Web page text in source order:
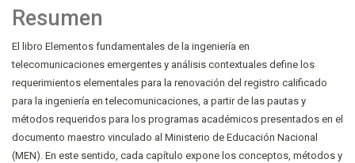
Resumen
El libro Elementos fundamentales de la ingeniería en
telecomunicaciones emergentes y análisis contextuales define los
requerimientos elementales para la renovación del registro calificado
para la ingeniería en telecomunicaciones, a partir de las pautas y
métodos requeridos para los programas académicos presentados en el
documento maestro vinculado al Ministerio de Educación Nacional
(MEN). En este sentido, cada capítulo expone los conceptos, métodos y